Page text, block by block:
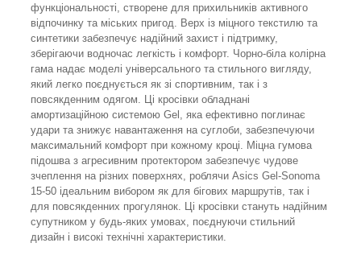
функціональності, створене для прихильників активного
відпочинку та міських пригод. Верх із міцного текстилю та
синтетики забезпечує надійний захист і підтримку,
зберігаючи водночас легкість і комфорт. Чорно-біла колірна
гама надає моделі універсального та стильного вигляду,
який легко поєднується як зі спортивним, так і з
повсякденним одягом. Ці кросівки обладнані
амортизаційною системою Gel, яка ефективно поглинає
удари та знижує навантаження на суглоби, забезпечуючи
максимальний комфорт при кожному кроці. Міцна гумова
підошва з агресивним протектором забезпечує чудове
зчеплення на різних поверхнях, роблячи Asics Gel-Sonoma
15-50 ідеальним вибором як для бігових маршрутів, так і
для повсякденних прогулянок. Ці кросівки стануть надійним
супутником у будь-яких умовах, поєднуючи стильний
дизайн і високі технічні характеристики.